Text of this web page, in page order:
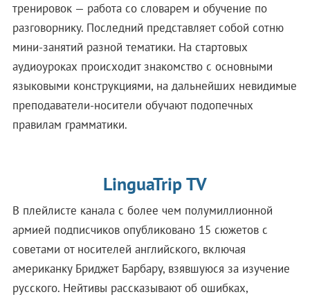
тренировок — работа со словарем и обучение по
разговорнику. Последний представляет собой сотню
мини-занятий разной тематики. На стартовых
аудиоуроках происходит знакомство с основными
языковыми конструкциями, на дальнейших невидимые
преподаватели-носители обучают подопечных
правилам грамматики.
LinguaTrip TV
В плейлисте канала с более чем полумиллионной
армией подписчиков опубликовано 15 сюжетов с
советами от носителей английского, включая
американку Бриджет Барбару, взявшуюся за изучение
русского. Нейтивы рассказывают об ошибках,